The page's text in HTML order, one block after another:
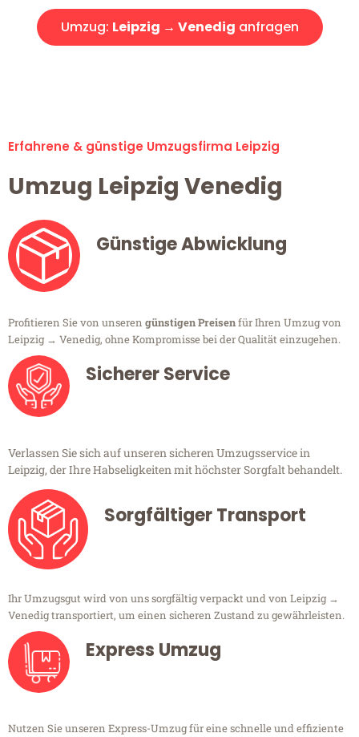
Umzug: Leipzig → Venedig anfragen
Erfahrene & günstige Umzugsfirma Leipzig
Umzug Leipzig Venedig
Günstige Abwicklung
Profitieren Sie von unseren günstigen Preisenfür Ihren Umzug von
Leipzig → Venedig, ohne Kompromisse bei der Qualität einzugehen.
Sicherer Service
Verlassen Sie sich auf unseren sicheren Umzugsservice in
Leipzig, der Ihre Habseligkeiten mit höchster Sorgfalt behandelt.
Sorgfältiger Transport
Ihr Umzugsgut wird von uns sorgfältig verpackt und von Leipzig →
Venedig transportiert, um einen sicheren Zustand zu gewährleisten.
Express Umzug
Nutzen Sie unseren Express-Umzug für eine schnelle und effiziente